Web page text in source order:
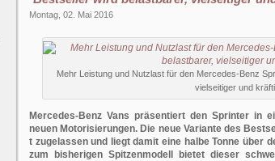
Montag, 02. Mai 2016
Mehr Leistung und Nutzlast für den Mercedes-Benz
vielseitiger und
Mercedes-Benz Vans präsentiert den Sprinter in
neuen Motorisierungen. Die neue Variante des
t zugelassen und liegt damit eine halbe Tonne über
zum bisherigen Spitzenmodell bietet dieser